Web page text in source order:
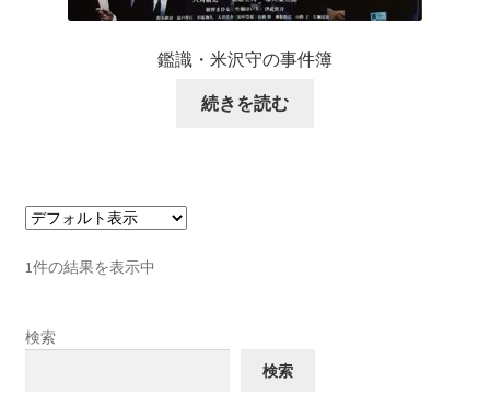
鑑識・米沢守の事件簿
続きを読む
1件の結果を表示中
検索
検索